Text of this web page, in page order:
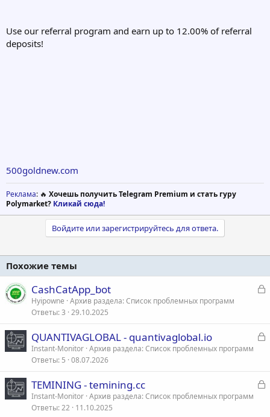
Use our referral program and earn up to 12.00% of referral
deposits!
500goldnew.com
Реклама: 🔥 Хочешь получить Telegram Premium и стать гуру
Polymarket? Кликай сюда!
Войдите или зарегистрируйтесь для ответа.
Похожие темы
З
CashCatApp_bot
Hyipowne Архив раздела: Список проблемных программ
Ответы 3 29.10.2025
З
QUANTIVAGLOBAL - quantivaglobal.io
Instant-Monitor Архив раздела: Список проблемных программ
Ответы 5 08.07.2026
З
TEMINING - temining.cc
Instant-Monitor Архив раздела: Список проблемных программ
Ответы 22 11.10.2025